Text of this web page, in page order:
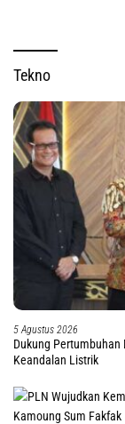
Tekno
5 Agustus 2026
Dukung
Keandalan Listrik